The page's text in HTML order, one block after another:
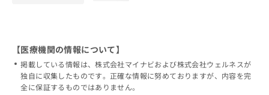
【医療機関の情報について】
掲載している情報は、株式会社マイナビおよび株式会社ウェルネスが
独自に収集したものです。正確な情報に努めておりますが、内容を完
全に保証するものではありません。